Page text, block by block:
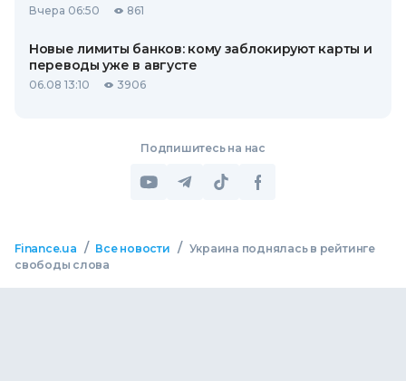
Вчера 06:50 861
Новые лимиты банков: кому заблокируют карты и
переводы уже в августе
06.08 13:10 3906
Подпишитесь на нас
Finance.ua / Все новости / Украина поднялась в рейтинге
свободы слова